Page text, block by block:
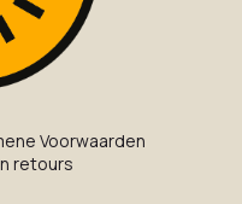
Voorwaarden
retours